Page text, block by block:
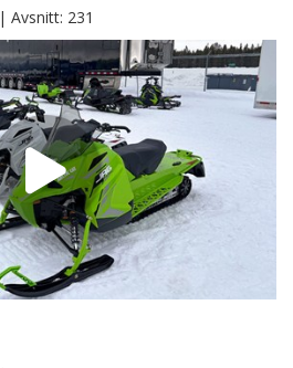
| Avsnitt: 231